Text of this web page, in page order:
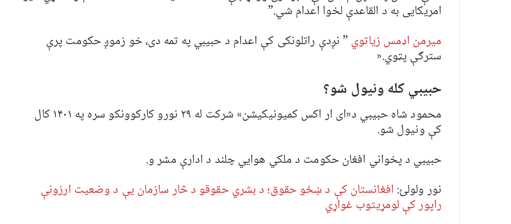
امریکایی به د القاعدې لخوا اعدام شي.”
میرمن اډمس زیاتوي” نږدې راتلونکی کې اعدام د حبیبي په تمه دی، خو زموږ حکومت پرې
سترګې پټوي.«
حبیبي کله ونیول شو؟
محمود شاه حبیبي د«ای‌ ار‌ اکس کمیونیکیشن» شرکت له ۲۹ نورو کارکوونکو سره په ۱۴۰۱ کال
کې ونیول شو.
حبيبي د پخواني افغان حکومت د ملکي هوايي چلند د ادارې مشر و.
نور ولولئ: افغانستان کې د ښځو حقوق؛ د بشري حقوقو د څار سازمان یې د وضعیت ارزونې
راپور کې لومړیتوب غواړي